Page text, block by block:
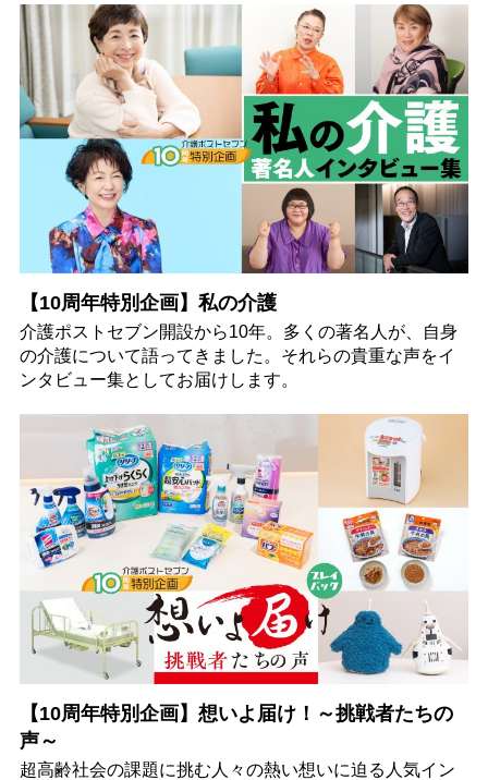
【10周年特別企画】私の介護
介護ポストセブン開設から10年。多くの著名人が、自身
の介護について語ってきました。それらの貴重な声をイ
ンタビュー集としてお届けします。
【10周年特別企画】想いよ届け！～挑戦者たちの
声～
超高齢社会の課題に挑む人々の熱い想いに迫る人気イン